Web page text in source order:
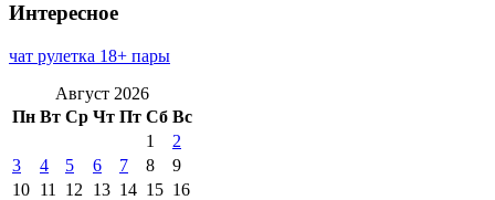
Интересное
чат рулетка 18+ пары
Август 2026
Пн Вт Ср Чт Пт Сб Вс
1
2
3
4 5 6 7 8
9
10 11 12 13 14 15 16